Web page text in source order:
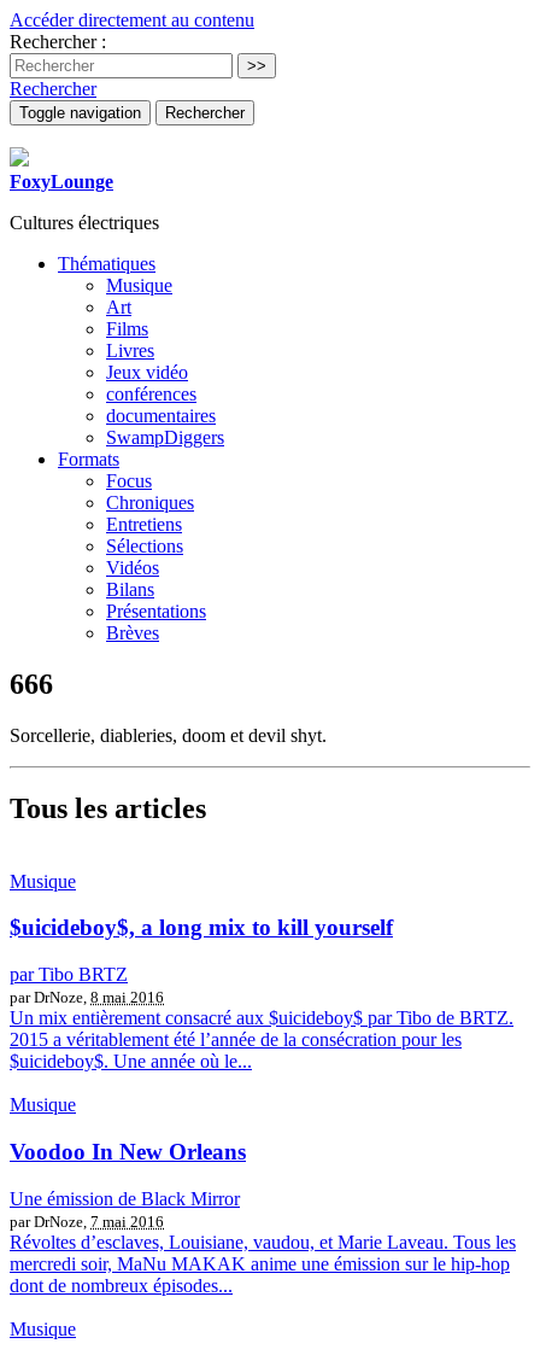
Accéder directement au contenu
Rechercher :
Rechercher
Toggle navigation Rechercher
FoxyLounge
Cultures électriques
Thématiques
Musique
Art
Films
Livres
Jeux vidéo
conférences
documentaires
SwampDiggers
Formats
Focus
Chroniques
Entretiens
Sélections
Vidéos
Bilans
Présentations
Brèves
666
Sorcellerie, diableries, doom et devil shyt.
Tous les articles
Musique
$uicideboy$, a long mix to kill yourself
par Tibo BRTZ
par DrNoze, 8 mai 2016
Un mix entièrement consacré aux $uicideboy$ par Tibo de BRTZ.
2015 a véritablement été l’année de la consécration pour les
$uicideboy$. Une année où le...
Musique
Voodoo In New Orleans
Une émission de Black Mirror
par DrNoze, 7 mai 2016
Révoltes d’esclaves, Louisiane, vaudou, et Marie Laveau. Tous les
mercredi soir, MaNu MAKAK anime une émission sur le hip-hop
dont de nombreux épisodes...
Musique